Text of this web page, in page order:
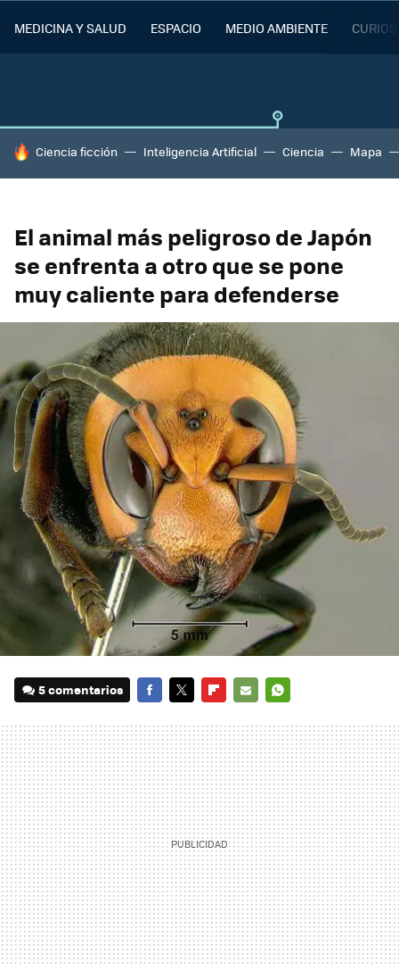
MEDICINA Y SALUD ESPACIO MEDIO AMBIENTE
HOY SE HABLA DE
Ciencia ficción Inteligencia Artificial Ciencia Mapa
El animal más peligroso de Japón
se enfrenta a otro que se pone
muy caliente para defenderse
5 comentarios
MAIL